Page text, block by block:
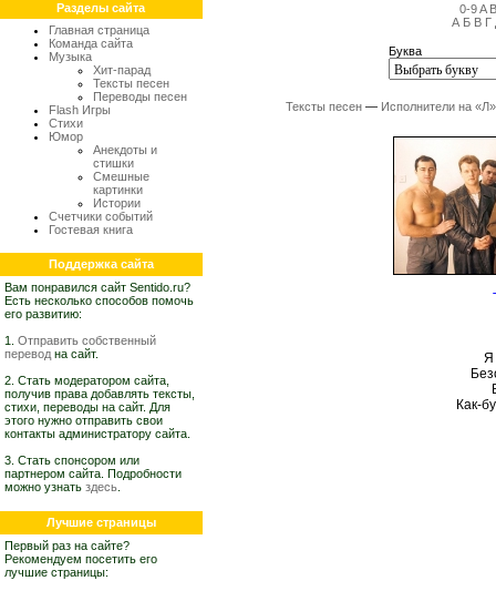
Разделы сайта
Главная страница
Команда сайта
Музыка
Хит-парад
Тексты песен
Переводы песен
Flash Игры
Стихи
Юмор
Анекдоты и
стишки
Смешные
картинки
Истории
Счетчики событий
Гостевая книга
Поддержка сайта
Вам понравился сайт Sentido.ru?
Есть несколько способов помочь
его развитию:
1. Отправить собственный
перевод на сайт.
2. Стать модератором сайта,
получив права добавлять тексты,
стихи, переводы на сайт. Для
этого нужно отправить свои
контакты администратору сайта.
3. Стать спонсором или
партнером сайта. Подробности
можно узнать здесь
Лучшие страницы
Первый раз на сайте?
Рекомендуем посетить его
лучшие страницы:
0-9 A
А Б В Г
Буква
Тексты песен — Исполнители на «Л»
Я
Как-